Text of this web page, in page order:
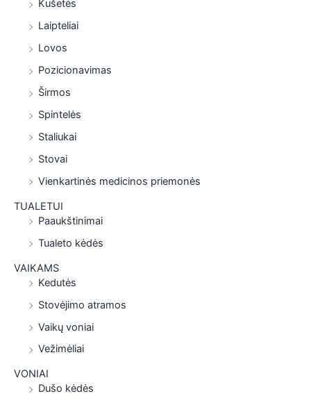
Kušetės
Laipteliai
Lovos
Pozicionavimas
Širmos
Spintelės
Staliukai
Stovai
Vienkartinės medicinos priemonės
TUALETUI
Paaukštinimai
Tualeto kėdės
VAIKAMS
Kedutės
Stovėjimo atramos
Vaikų voniai
Vežimėliai
VONIAI
Dušo kėdės